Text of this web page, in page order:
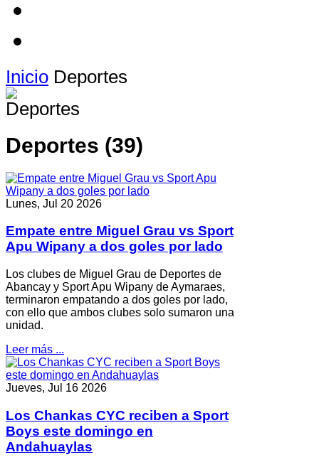
Inicio Deportes
Deportes (39)
Lunes, Jul 20 2026
Empate entre Miguel Grau vs Sport
Apu Wipany a dos goles por lado
Los clubes de Miguel Grau de Deportes de
Abancay y Sport Apu Wipany de Aymaraes,
terminaron empatando a dos goles por lado,
con ello que ambos clubes solo sumaron una
unidad.
Leer más ...
Jueves, Jul 16 2026
Los Chankas CYC reciben a Sport
Boys este domingo en
Andahuaylas